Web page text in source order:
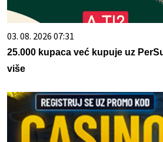
03. 08. 2026 07:31
25.000 kupaca već kupuje uz
više